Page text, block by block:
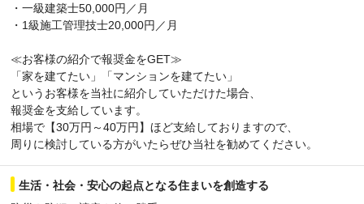
・一級建築士50,000円／月
・1級施工管理技士20,000円／月
≪お客様の紹介で報奨金をGET≫
「家を建てたい」「マンションを建てたい」
というお客様を当社に紹介していただけた場合、
報奨金を支給しています。
相場で【30万円～40万円】ほど支給しておりますので、
周りに検討している方がいたらぜひ当社を勧めてください。
生活・社会・安心の起点となる住まいを創造する